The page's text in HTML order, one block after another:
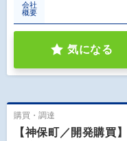
会社
概要
気になる
購買・調達
【神保町／開発購買